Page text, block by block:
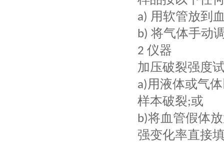
a) 用软管放到
b) 将气体手动
2 仪器
加压破裂强度
a) 用液体或气
样本破裂;或
b)将血管假体
强变化率直接